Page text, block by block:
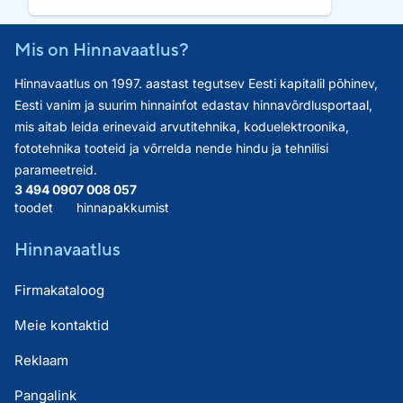
Mis on Hinnavaatlus?
Hinnavaatlus on 1997. aastast tegutsev Eesti kapitalil põhinev,
Eesti vanim ja suurim hinnainfot edastav hinnavõrdlusportaal,
mis aitab leida erinevaid arvutitehnika, koduelektroonika,
fototehnika tooteid ja võrrelda nende hindu ja tehnilisi
parameetreid.
3 494 090
toodet
7 008 057
hinnapakkumist
Hinnavaatlus
Firmakataloog
Meie kontaktid
Reklaam
Pangalink